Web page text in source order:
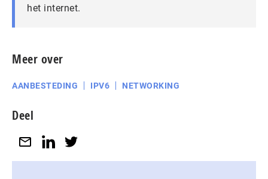
het internet.
Meer over
AANBESTEDING IPV6 NETWORKING
Deel